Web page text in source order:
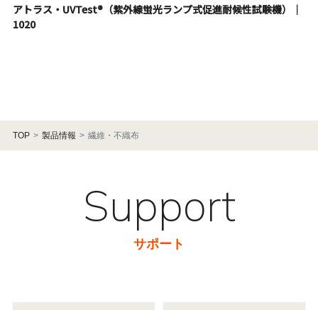
アトラス・UVTest®（紫外線蛍光ランプ式促進耐候性試験機）｜
1020
TOP 製品情報 繊維・不織布
Support
サポート